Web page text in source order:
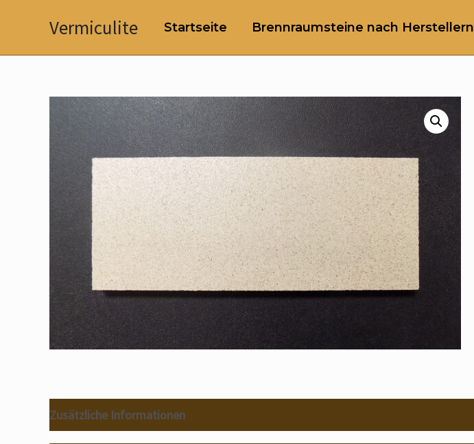
Vermiculite Startseite Brennraumsteine nach Herstellern
Zusätzliche Informationen